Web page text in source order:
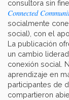
consultora sin
Connected
socialmente
social), con el
La publicación
un cambio
conexión social.
aprendizaje en
participantes de
compartieron